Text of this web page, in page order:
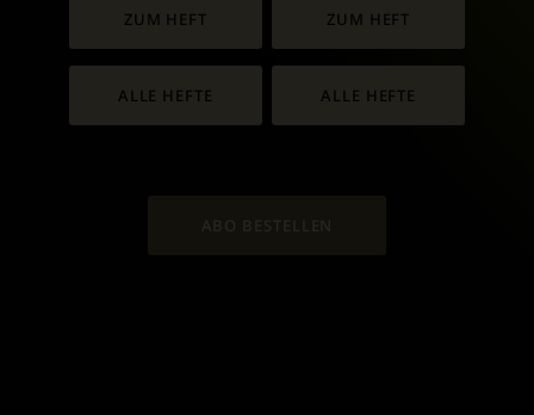
ZUM HEFT
ALLE HEFTE
ZUM HEFT
ALLE HEFTE
ABO BESTELLEN